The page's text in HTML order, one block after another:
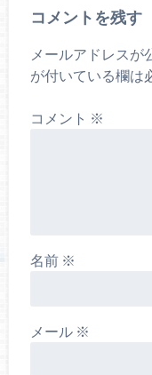
コメントを残す
メールアドレスが
が付いている欄は
コメント ※
名前 ※
メール ※